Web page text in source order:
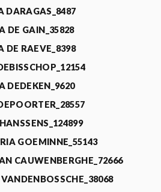
DARAGAS_8487
DE GAIN_35828
DE RAEVE_8398
DEDEKEN_9620
GOEMINNE_55143
CAUWENBERGHE_72666